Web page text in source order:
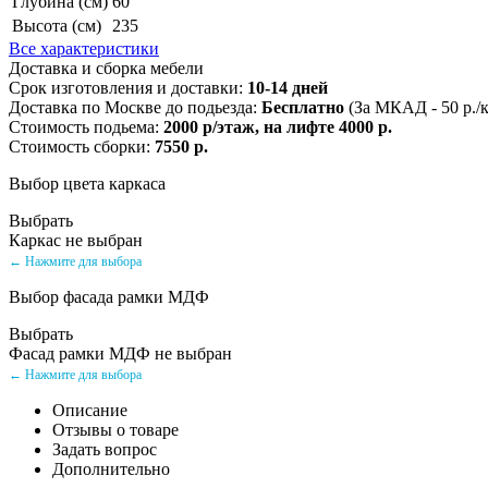
Высота (см)
235
Все характеристики
Доставка и сборка мебели
Срок изготовления и доставки: 10-14 дней
Доставка по Москве до подьезда: Бесплатно (За МКАД - 50 р./
Стоимость подьема: 2000 р/этаж, на лифте 4000 р.
Стоимость сборки: 7550 р.
Выбор цвета каркаса
Выбрать
Каркас не выбран
← Нажмите для выбора
Выбор фасада рамки МДФ
Выбрать
Фасад рамки МДФ не выбран
← Нажмите для выбора
Описание
Отзывы о товаре
Задать вопрос
Дополнительно